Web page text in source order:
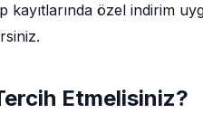
kayıtlarında özel indirim
Etmelisiniz?